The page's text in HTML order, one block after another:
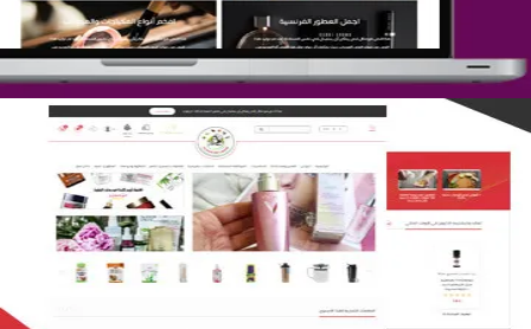
تصميم متجر لمار
التفاصيل